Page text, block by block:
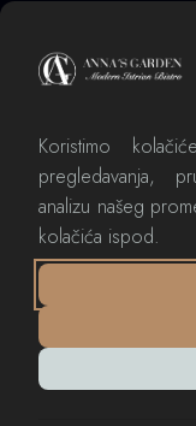
Pon
Koristimo
pregledavanja,
analizu našeg
kolačića ispod.